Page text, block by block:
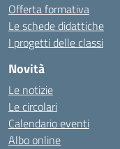
Offerta formativa
Le schede didattiche
I progetti delle classi
Novità
Le notizie
Le circolari
Calendario eventi
Albo online